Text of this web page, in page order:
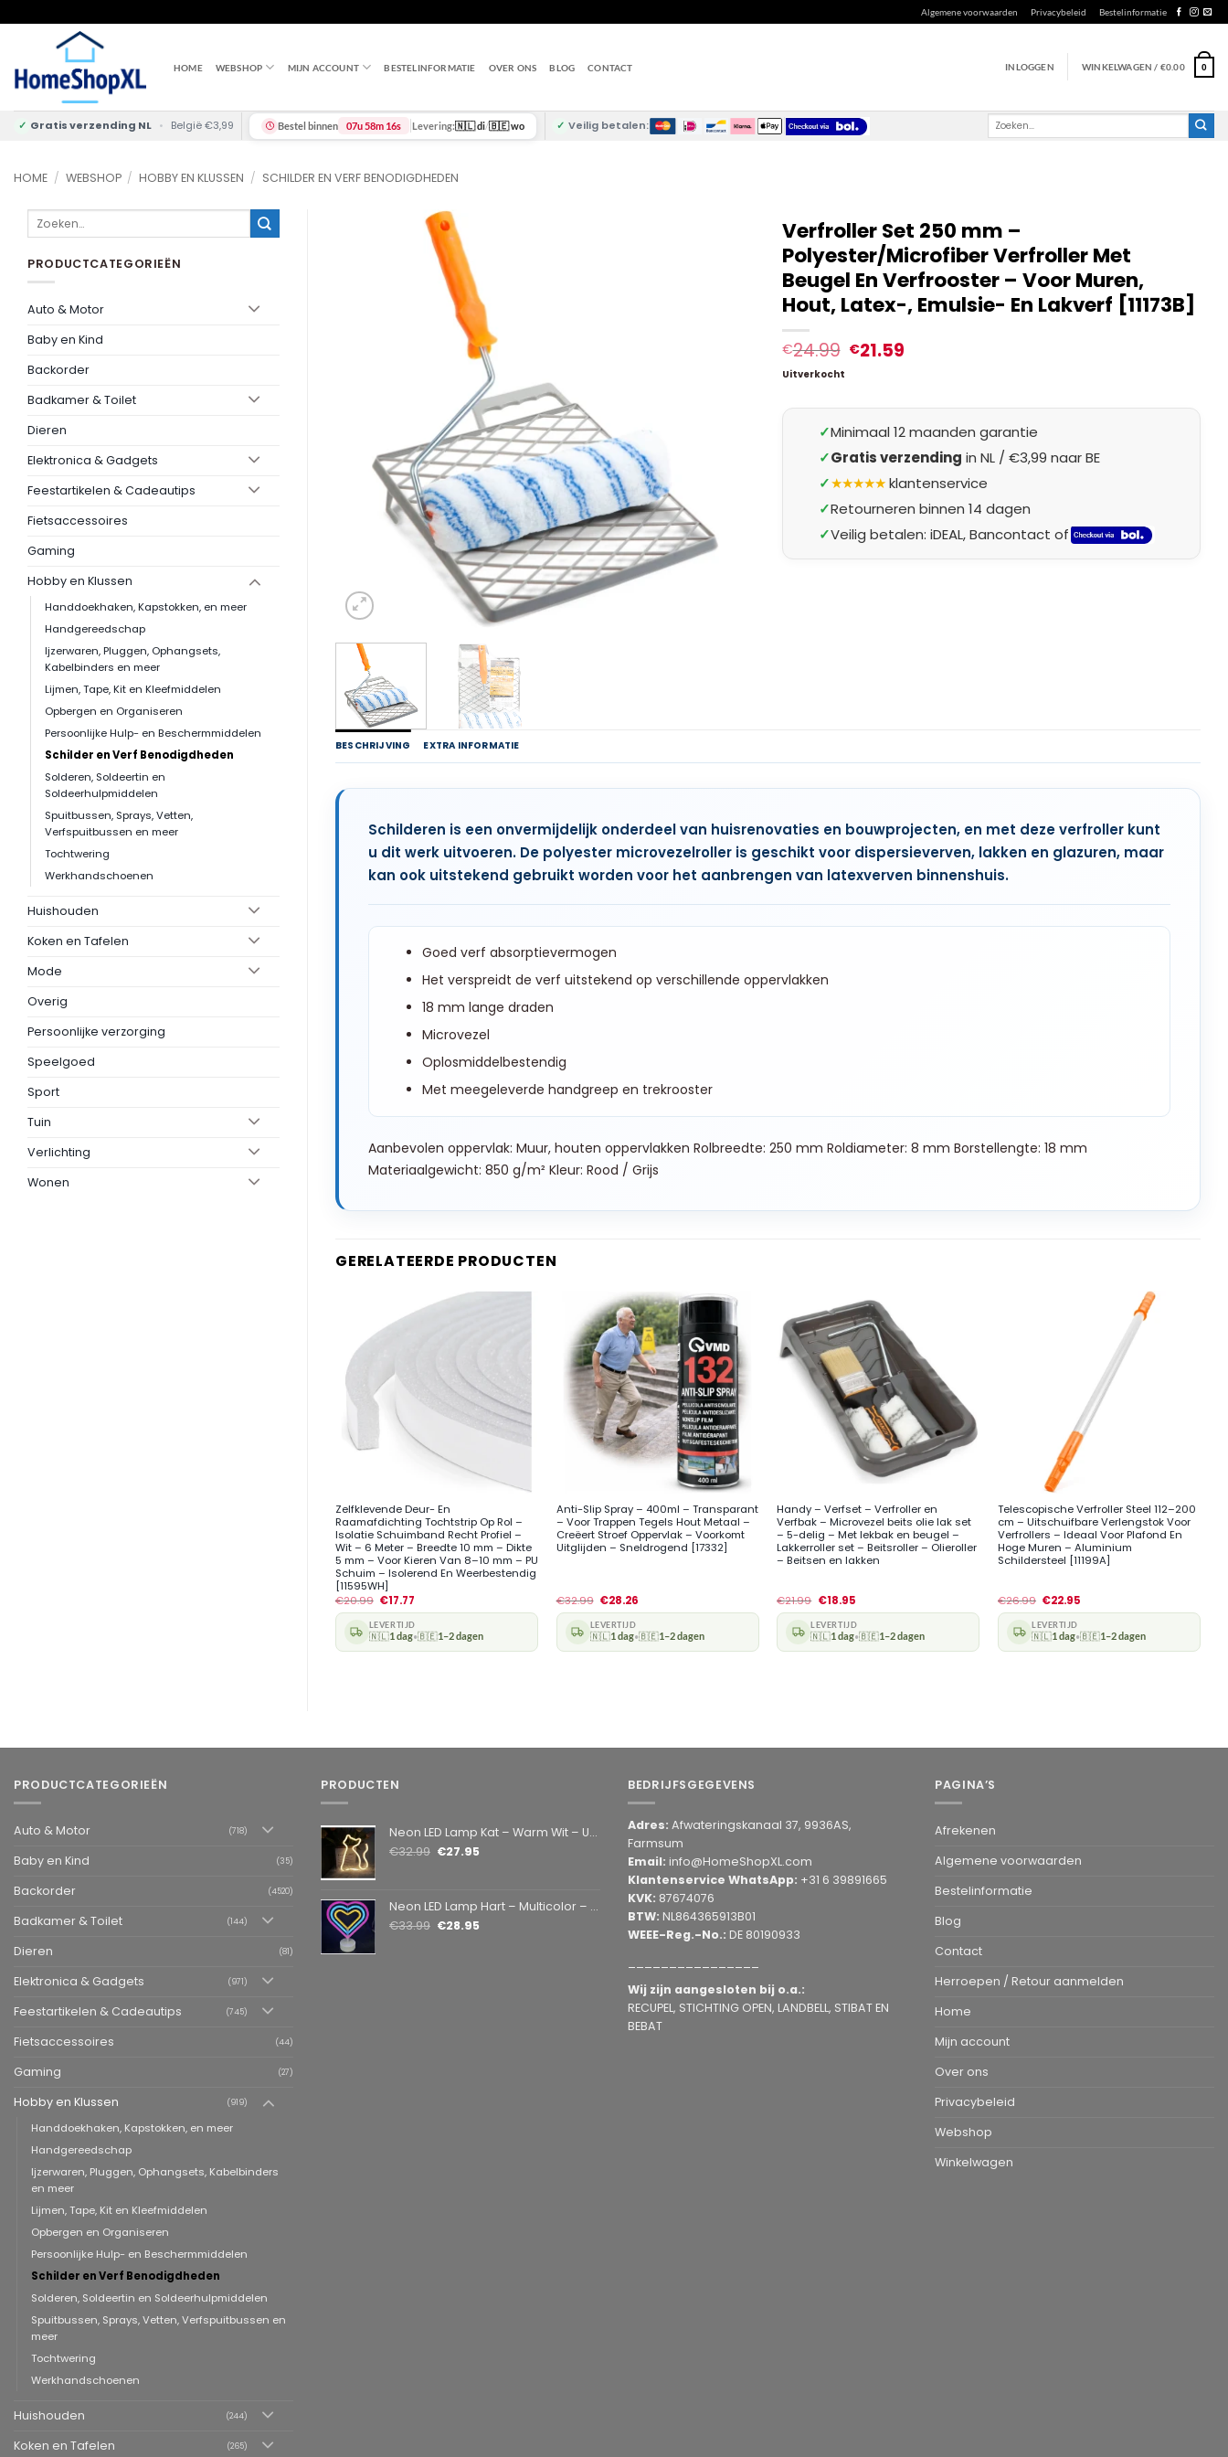
to
Algemene voorwaarden Privacybeleid Bestelinformatie
HOME WEBSHOP MIJN ACCOUNT BESTELINFORMATIE OVER ONS BLOG CONTACT INLOGGEN WINKELWAGEN / €0.00 0
✓ Gratis verzending NL • België €3,99 Bestel binnen 07u 58m 15s Levering:🇳🇱 di/🇧🇪 wo ✓ Veilig betalen:
Zoeken
HOME / WEBSHOP / HOBBY EN KLUSSEN / SCHILDER EN VERF BENODIGDHEDEN
Zoeken
PRODUCTCATEGORIEËN
Auto & Motor
Baby en Kind
Backorder
Badkamer & Toilet
Dieren
Elektronica & Gadgets
Feestartikelen & Cadeautips
Fietsaccessoires
Gaming
Hobby en Klussen
Handdoekhaken, Kapstokken, en meer
Handgereedschap
Ijzerwaren, Pluggen, Ophangsets,
Kabelbinders en meer
Lijmen, Tape, Kit en Kleefmiddelen
Opbergen en Organiseren
Persoonlijke Hulp- en Beschermmiddelen
Schilder en Verf Benodigdheden
Solderen, Soldeertin en
Soldeerhulpmiddelen
Spuitbussen, Sprays, Vetten,
Verfspuitbussen en meer
Tochtwering
Werkhandschoenen
Huishouden
Koken en Tafelen
Mode
Overig
Persoonlijke verzorging
Speelgoed
Sport
Tuin
Verlichting
Wonen
Verfroller Set 250 mm –
Polyester/Microfiber Verfroller Met
Beugel En Verfrooster – Voor Muren,
Hout, Latex-, Emulsie- En Lakverf [11173B]
€24.99 €21.59
Uitverkocht
✓Minimaal 12 maanden garantie
✓Gratis verzending in NL / €3,99 naar BE
✓★★★★★klantenservice
✓Retourneren binnen 14 dagen
✓Veilig betalen: iDEAL, Bancontact of
BESCHRIJVING EXTRA INFORMATIE
Schilderen is een onvermijdelijk onderdeel van huisrenovaties en bouwprojecten, en met deze verfroller kunt
u dit werk uitvoeren. De polyester microvezelroller is geschikt voor dispersieverven, lakken en glazuren, maar
kan ook uitstekend gebruikt worden voor het aanbrengen van latexverven binnenshuis.
Goed verf absorptievermogen
Het verspreidt de verf uitstekend op verschillende oppervlakken
18 mm lange draden
Microvezel
Oplosmiddelbestendig
Met meegeleverde handgreep en trekrooster
Aanbevolen oppervlak: Muur, houten oppervlakken Rolbreedte: 250 mm Roldiameter: 8 mm Borstellengte: 18 mm
Materiaalgewicht: 850 g/m² Kleur: Rood / Grijs
GERELATEERDE PRODUCTEN
Zelfklevende Deur- En
Raamafdichting Tochtstrip Op Rol –
Isolatie Schuimband Recht Profiel –
Wit – 6 Meter – Breedte 10 mm – Dikte
5 mm – Voor Kieren Van 8–10 mm – PU
Schuim – Isolerend En Weerbestendig
[11595WH]
€20.99 €17.77
LEVERTIJD
🇳🇱1 dag•🇧🇪1–2 dagen
Anti-Slip Spray – 400ml – Transparant
– Voor Trappen Tegels Hout Metaal –
Creëert Stroef Oppervlak – Voorkomt
Uitglijden – Sneldrogend [17332]
€32.99 €28.26
LEVERTIJD
🇳🇱1 dag•🇧🇪1–2 dagen
Handy – Verfset – Verfroller en
Verfbak – Microvezel beits olie lak set
– 5-delig – Met lekbak en beugel –
Lakkerroller set – Beitsroller – Olieroller
– Beitsen en lakken
€21.99 €18.95
LEVERTIJD
🇳🇱1 dag•🇧🇪1–2 dagen
Telescopische Verfroller Steel 112–200
cm – Uitschuifbare Verlengstok Voor
Verfrollers – Ideaal Voor Plafond En
Hoge Muren – Aluminium
Schildersteel [11199A]
€26.99 €22.95
LEVERTIJD
🇳🇱1 dag•🇧🇪1–2 dagen
PRODUCTCATEGORIEËN
Auto & Motor (718)
Baby en Kind (35)
Backorder (4520)
Badkamer & Toilet (144)
Dieren (81)
Elektronica & Gadgets (971)
Feestartikelen & Cadeautips (745)
Fietsaccessoires (44)
Gaming (27)
Hobby en Klussen (919)
Handdoekhaken, Kapstokken, en meer
Handgereedschap
Ijzerwaren, Pluggen, Ophangsets, Kabelbinders
en meer
Lijmen, Tape, Kit en Kleefmiddelen
Opbergen en Organiseren
Persoonlijke Hulp- en Beschermmiddelen
Schilder en Verf Benodigdheden
Solderen, Soldeertin en Soldeerhulpmiddelen
Spuitbussen, Sprays, Vetten, Verfspuitbussen en
meer
Tochtwering
Werkhandschoenen
Huishouden (244)
Koken en Tafelen (265)
PRODUCTEN
Neon LED Lamp Kat – Warm Wit – USB & Batterij – Decoratieve Tafellamp voor Kinderkamer – 28,5 x 24,5 cm
€32.99 €27.95
Neon LED Lamp Hart – Multicolor – USB & Batterij – Hartvormige Sfeerlamp – Kinderkamer & Slaapkamer – 25,2 x 23 cm
€33.99 €28.95
BEDRIJFSGEGEVENS
Adres: Afwateringskanaal 37, 9936AS,
Farmsum
Email: info@HomeShopXL.com
Klantenservice WhatsApp: +31 6 39891665
KVK: 87674076
BTW: NL864365913B01
WEEE-Reg.-No.: DE 80190933
Wij zijn aangesloten bij o.a.:
RECUPEL, STICHTING OPEN, LANDBELL, STIBAT EN
BEBAT
PAGINA’S
Afrekenen
Algemene voorwaarden
Bestelinformatie
Blog
Contact
Herroepen / Retour aanmelden
Home
Mijn account
Over ons
Privacybeleid
Webshop
Winkelwagen